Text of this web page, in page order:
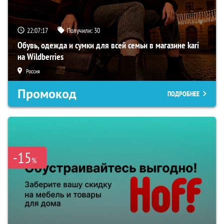
22:07:16 Получили: 30
Обувь, одежда и сумки для всей семьи в магазине kari
на Wildberries
Россия
Промокод ПОДРОБНЕЕ
-15%